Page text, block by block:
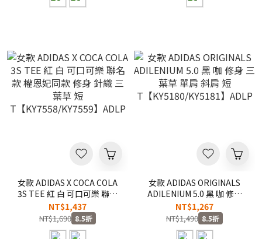
女款 ADIDAS X COCA COLA
3S TEE 紅 白 可口可樂 聯名
款 權恩妃同款 修身 針織 三
葉草 短
T【KY7558/KY7559】ADLP
NT$1,437
NT$1,690 8.5折
女款 ADIDAS ORIGINALS
ADILENIUM 5.0 黑 咖 修身
三葉草 單肩 斜肩 短
T【KY5180/KY5181】ADLP
NT$1,267
NT$1,490 8.5折